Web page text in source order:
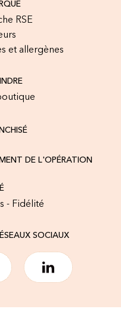
RSE
et allergènes
DE L'OPÉRATION
- Fidélité
SOCIAUX